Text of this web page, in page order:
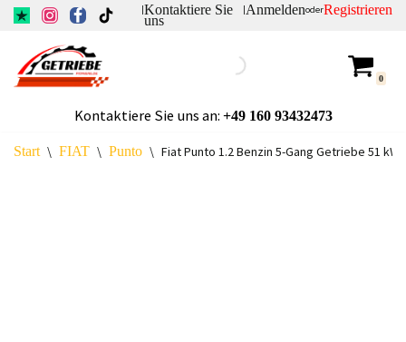
Inhalt
springen
|Kontaktiere Sie
uns
|AnmeldenoderRegistrieren
0
Kontaktiere Sie uns an: +49160 93432473
Start \ FIAT \ Punto \ Fiat Punto 1.2 Benzin 5-Gang Getriebe 51 kW